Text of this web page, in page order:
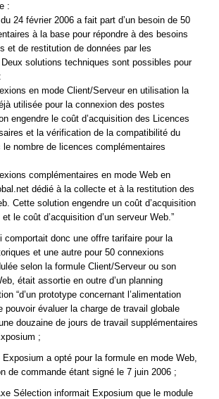
:
24 février 2006 a fait part d’un besoin de 50
à la base pour répondre à des besoins
et de restitution de données par les
solutions techniques sont possibles pour
en mode Client/Serveur en utilisation la
utilisée pour la connexion des postes
engendre le coût d’acquisition des Licences
et la vérification de la compatibilité du
nombre de licences complémentaires
complémentaires en mode Web en
dédié à la collecte et à la restitution des
Cette solution engendre un coût d’acquisition
le coût d’acquisition d’un serveur Web.”
comportait donc une offre tarifaire pour la
et une autre pour 50 connexions
selon la formule Client/Serveur ou son
était assortie en outre d’un planning
“d’un prototype concernant l’alimentation
pouvoir évaluer la charge de travail globale
douzaine de jours de travail supplémentaires
;
a opté pour la formule en mode Web,
de commande étant signé le 7 juin 2006 ;
Sélection informait Exposium que le module